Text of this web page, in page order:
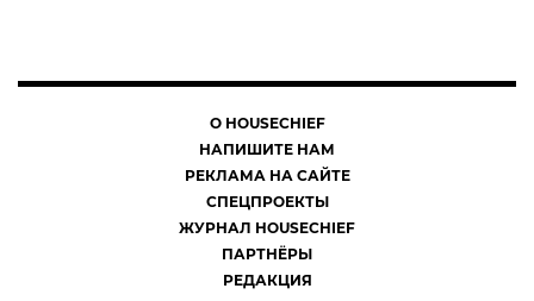
ФОТО: instagram.com
О HOUSECHIEF
НАПИШИТЕ НАМ
РЕКЛАМА НА САЙТЕ
СПЕЦПРОЕКТЫ
ЖУРНАЛ HOUSECHIEF
ПАРТНЁРЫ
РЕДАКЦИЯ